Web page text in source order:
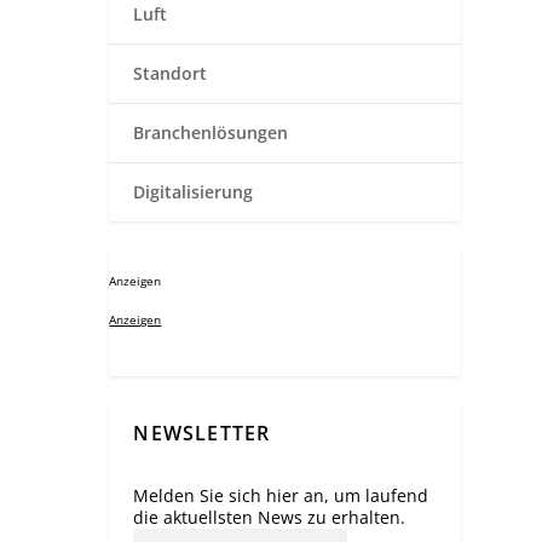
Luft
Standort
Branchenlösungen
Digitalisierung
Anzeigen
Anzeigen
NEWSLETTER
Melden Sie sich hier an, um laufend
die aktuellsten News zu erhalten.